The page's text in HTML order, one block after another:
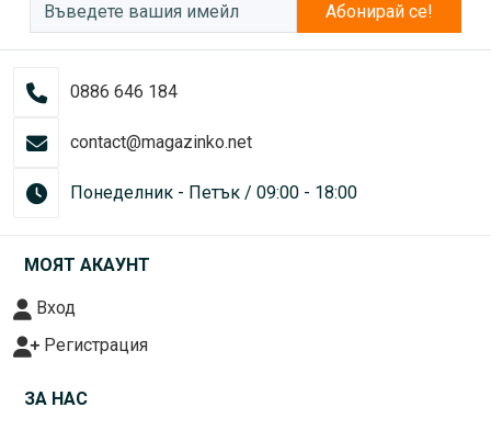
Абонирай се!
0886 646 184
contact@magazinko.net
Понеделник - Петък / 09:00 - 18:00
МОЯТ АКАУНТ
Вход
Регистрация
ЗА НАС